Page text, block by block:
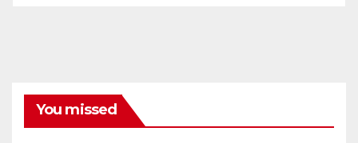
You missed